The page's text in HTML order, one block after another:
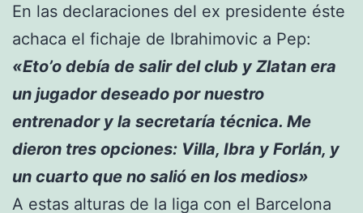
En las declaraciones del ex presidente éste
achaca el fichaje de Ibrahimovic a Pep:
«Eto’o debía de salirdel club y Zlatan era
un jugador deseado por nuestro
entrenadory la secretaría técnica. Me
dieron tres opciones: Villa, Ibra y Forlán, y
un cuarto que no salió en los medios»
A estas alturas de la liga con el Barcelona